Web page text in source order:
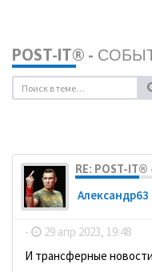
POST-IT® -
RE: POST-
Александр63
- 29 апр 2023, 19:48
И трансферные